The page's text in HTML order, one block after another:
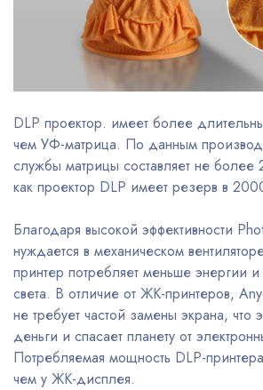
DLP проектор. имеет более
чем УФ-матрица. По данным
службы матрицы составляет не более
как проектор DLP имеет резерв в
Благодаря высокой эффективности
нуждается в механическом
принтер потребляет меньше энергии и
света. В отличие от ЖК-принтеров,
не требует частой замены экрана, что
деньги и спасает планету от
Потребляемая мощность DLP-
чем у ЖК-дисплея.